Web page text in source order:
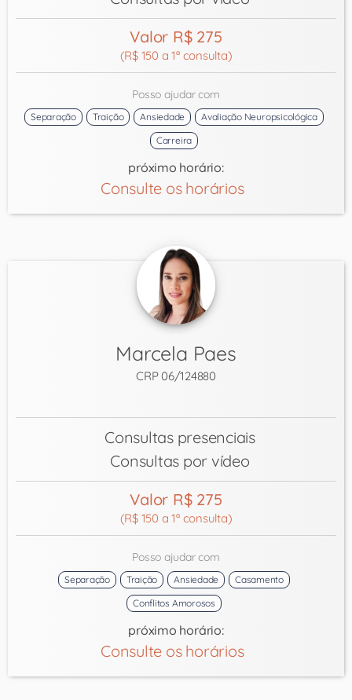
Valor R$ 275
(R$ 150 a 1ª consulta)
Posso ajudar com
Separação Traição Ansiedade
Avaliação Neuropsicológica
Carreira
próximo horário:
Consulte os horários
Marcela Paes
CRP 06/124880
Consultas presenciais
Consultas por vídeo
Valor R$ 275
(R$ 150 a 1ª consulta)
Posso ajudar com
Separação Traição Ansiedade
Casamento
Conflitos Amorosos
próximo horário:
Consulte os horários